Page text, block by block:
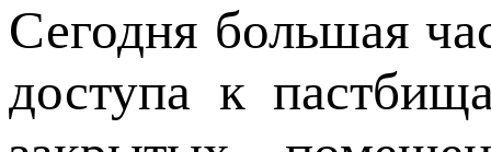
Сегодня большая
доступа к